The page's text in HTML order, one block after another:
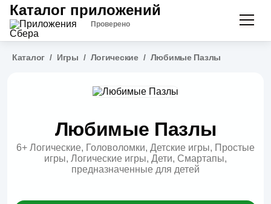
Каталог приложений
Проверено
Каталог / Игры / Логические / Любимые Пазлы
Любимые Пазлы
6+ Логические, Головоломки, Детские игры, Простые
игры, Логические игры, Дети, Смартапы,
предназначенные для детей